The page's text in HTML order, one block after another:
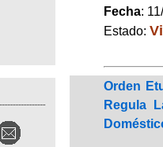
Fecha:
Estado:
Orden
Regula